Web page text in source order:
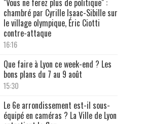
chambré par Cyrille Isaac-Sibille sur
le village olympique, Éric Ciotti
contre-attaque
16:16
Que faire à Lyon ce week-end ? Les
bons plans du 7 au 9 août
15:30
Le 6e arrondissement est-il sous-
équipé en caméras ? La Ville de Lyon